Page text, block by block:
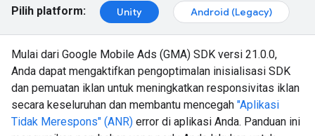
Pilih platform: Unity Android (Legacy)
Mulai dari Google Mobile Ads (GMA) SDK versi 21.0.0,
Anda dapat mengaktifkan pengoptimalan inisialisasi SDK
dan pemuatan iklan untuk meningkatkan responsivitas iklan
secara keseluruhan dan membantu mencegah "Aplikasi
Tidak Merespons" (ANR) error di aplikasi Anda. Panduan ini